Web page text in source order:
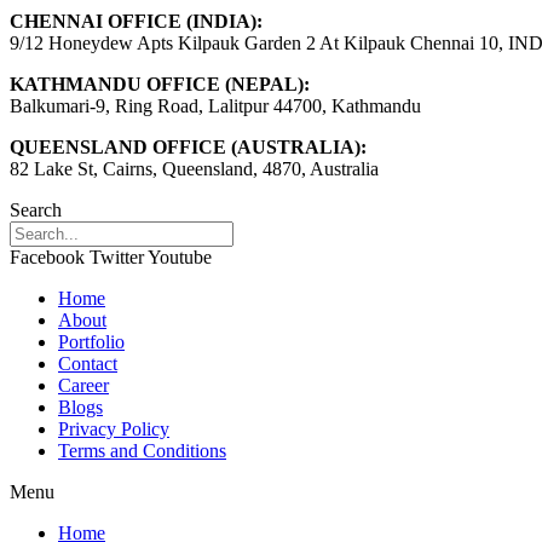
CHENNAI OFFICE (INDIA):
9/12 Honeydew Apts Kilpauk Garden 2 At Kilpauk Chennai 10,
KATHMANDU OFFICE (NEPAL):
Balkumari-9, Ring Road, Lalitpur 44700, Kathmandu
QUEENSLAND OFFICE (AUSTRALIA):
82 Lake St, Cairns, Queensland, 4870, Australia
Search
Facebook TwitterYoutube
Home
About
Portfolio
Contact
Career
Blogs
Privacy Policy
Terms and Conditions
Menu
Home